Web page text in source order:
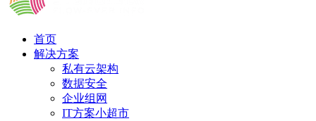
首页
解决方案
私有云架构
数据安全
企业组网
IT方案小超市